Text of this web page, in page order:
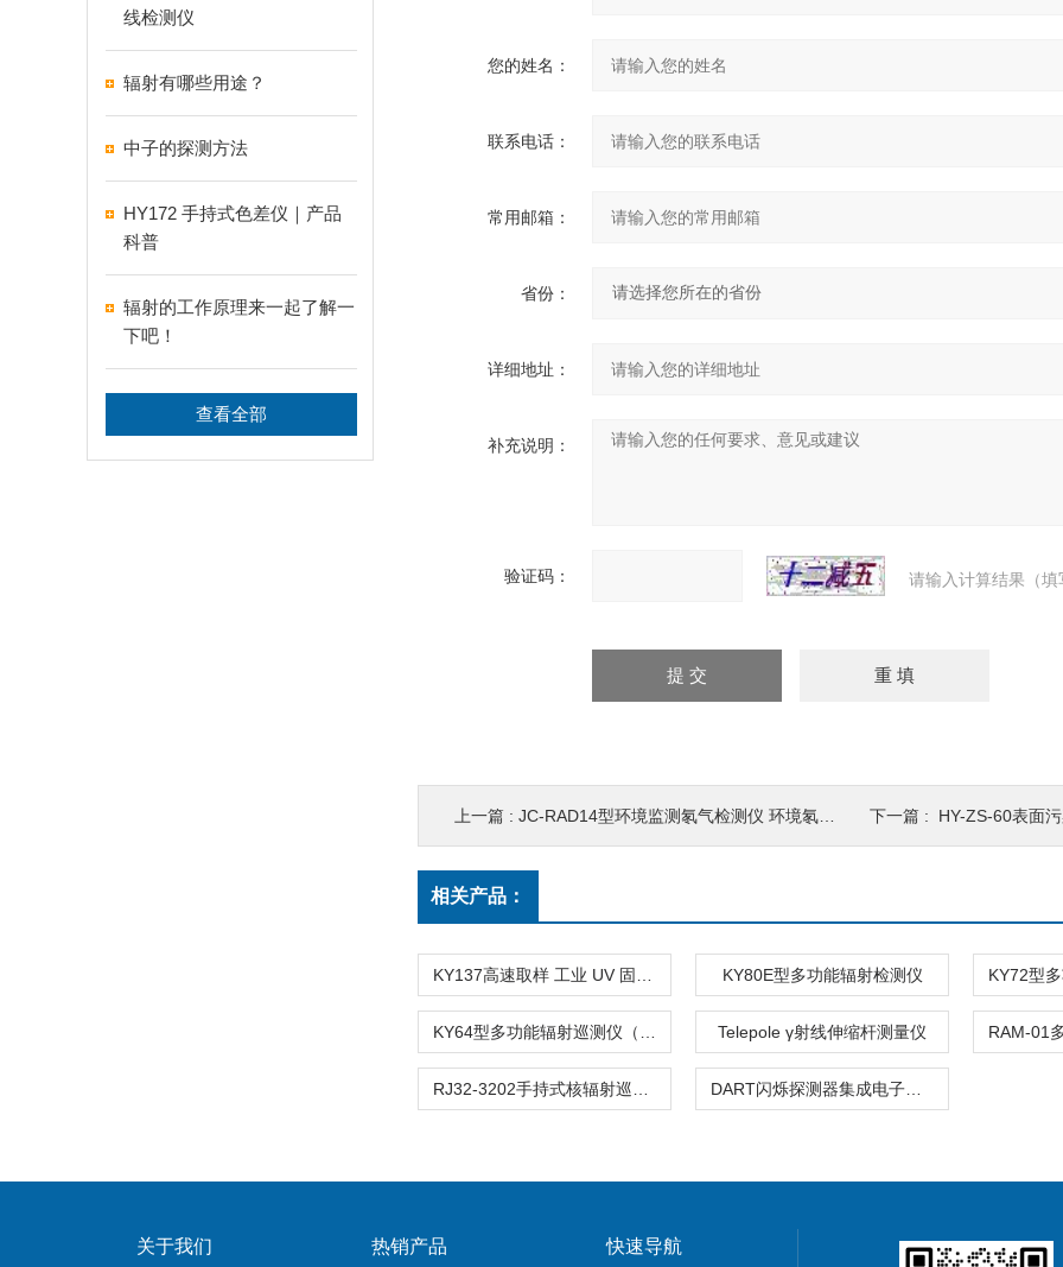
线检测仪
辐射有哪些用途？
中子的探测方法
HY172 手持式色差仪｜产品
科普
辐射的工作原理来一起了解一
下吧！
查看全部
您的姓名：
联系电话：
常用邮箱：
省份：
详细地址：
补充说明：
验证码： 请输入计算结果（
上一篇 : JC-RAD14型环境监测氡气检测仪 环境氡测量仪 下一篇 : HY-ZS-60表面
相关产品：
KY80E型多功能辐射检测仪
Telepole γ射线伸缩杆测量仪
关于我们 热销产品 快速导航